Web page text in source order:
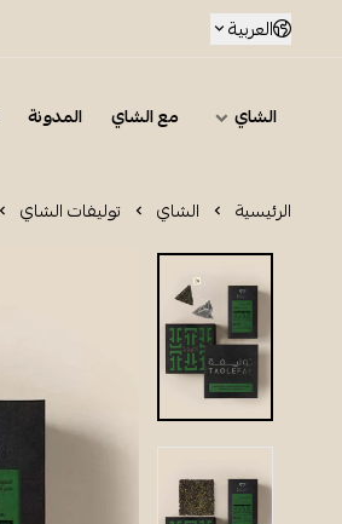
العربية
الشاي مع الشاي المدونة
الرئيسية الشاي توليفات الشاي